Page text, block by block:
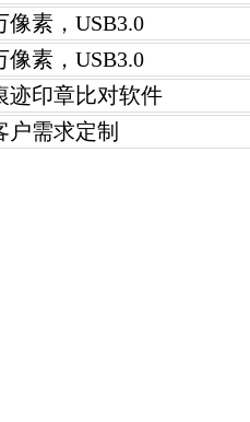
像素，USB3.0
像素，USB3.0
迹印章比对软件
户需求定制